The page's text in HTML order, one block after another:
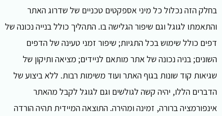
בחלק הזה נכלול כל מיני אספקטים טכניים של שדרוג האתר
והתאמתו לגוגל וגם שיפור הגלישה בו. התהליך כולל בנייה נכונה של
דפים כולל שימוש בכל התגיות; שיפור זמני טעינה של הדפים
השונים; בניה נכונה של אתר מותאם לניידים; מציאה ותיקון של
שגיאות קוד שונות בגוף האתר ועוד משימות רבות. ללא ביצוע של
הדברים הללו, יהיה קשה לגולשים וגם לגוגל לקבל מהאתר
אינפורמציה ברורה, זמינה ומהירה. התוצאה המיידית תהיה הורדה